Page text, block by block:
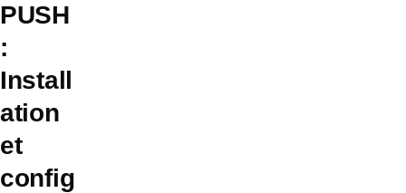
PUSH
:
Install
ation
et
config